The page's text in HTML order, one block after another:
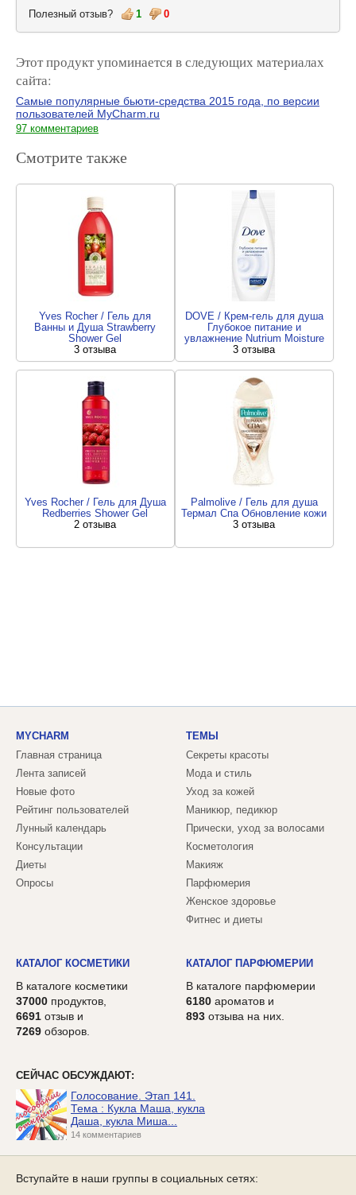
Полезный отзыв? 1 0
Этот продукт упоминается в следующих материалах
сайта:
Самые популярные бьюти-средства 2015 года, по версии
пользователей MyCharm.ru
97 комментариев
Смотрите также
Yves Rocher / Гель для
Ванны и Душа Strawberry
Shower Gel
3 отзыва
DOVE / Крем-гель для душа
Глубокое питание и
увлажнение Nutrium Moisture
3 отзыва
Yves Rocher / Гель для Душа
Redberries Shower Gel
2 отзыва
Palmolive / Гель для душа
Термал Спа Обновление кожи
3 отзыва
MYCHARM
Главная страница
Лента записей
Новые фото
Рейтинг пользователей
Лунный календарь
Консультации
Диеты
Опросы
ТЕМЫ
Секреты красоты
Мода и стиль
Уход за кожей
Маникюр, педикюр
Прически, уход за волосами
Косметология
Макияж
Парфюмерия
Женское здоровье
Фитнес и диеты
КАТАЛОГ КОСМЕТИКИ
В каталоге косметики
37000 продуктов,
6691 отзыв и
7269 обзоров.
КАТАЛОГ ПАРФЮМЕРИИ
В каталоге парфюмерии
6180 ароматов и
893 отзыва на них.
СЕЙЧАС ОБСУЖДАЮТ:
Голосование. Этап 141.
Тема : Кукла Маша, кукла
Даша, кукла Миша...
14 комментариев
Вступайте в наши группы в социальных сетях: